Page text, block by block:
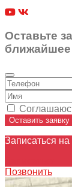
Оставьте
Оставить заявку
Записаться
Позвонить